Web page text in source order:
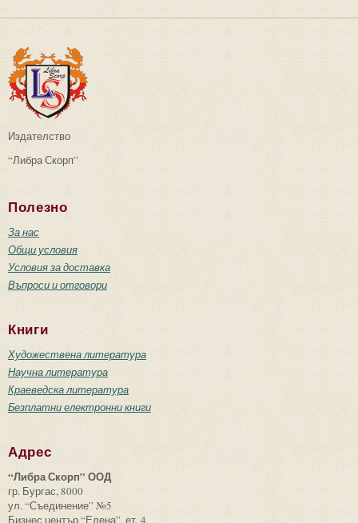
Издателство
“Либра Скорп”
Полезно
За нас
Общи условия
Условия за доставка
Въпроси и отговори
Книги
Художествена литература
Научна литература
Краеведска литература
Безплатни електронни книги
Адрес
“Либра Скорп” ООД
гр. Бургас, 8000
ул. “Съединение” №5